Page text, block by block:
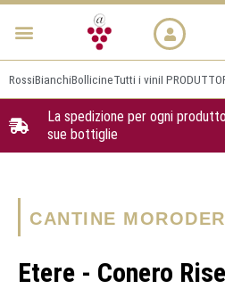
Vai
Menu
RossiBianchiBollicineTutti i viniI
La spedizione per ogni
sue bottiglie
CANTINE MORODER
Etere - Conero